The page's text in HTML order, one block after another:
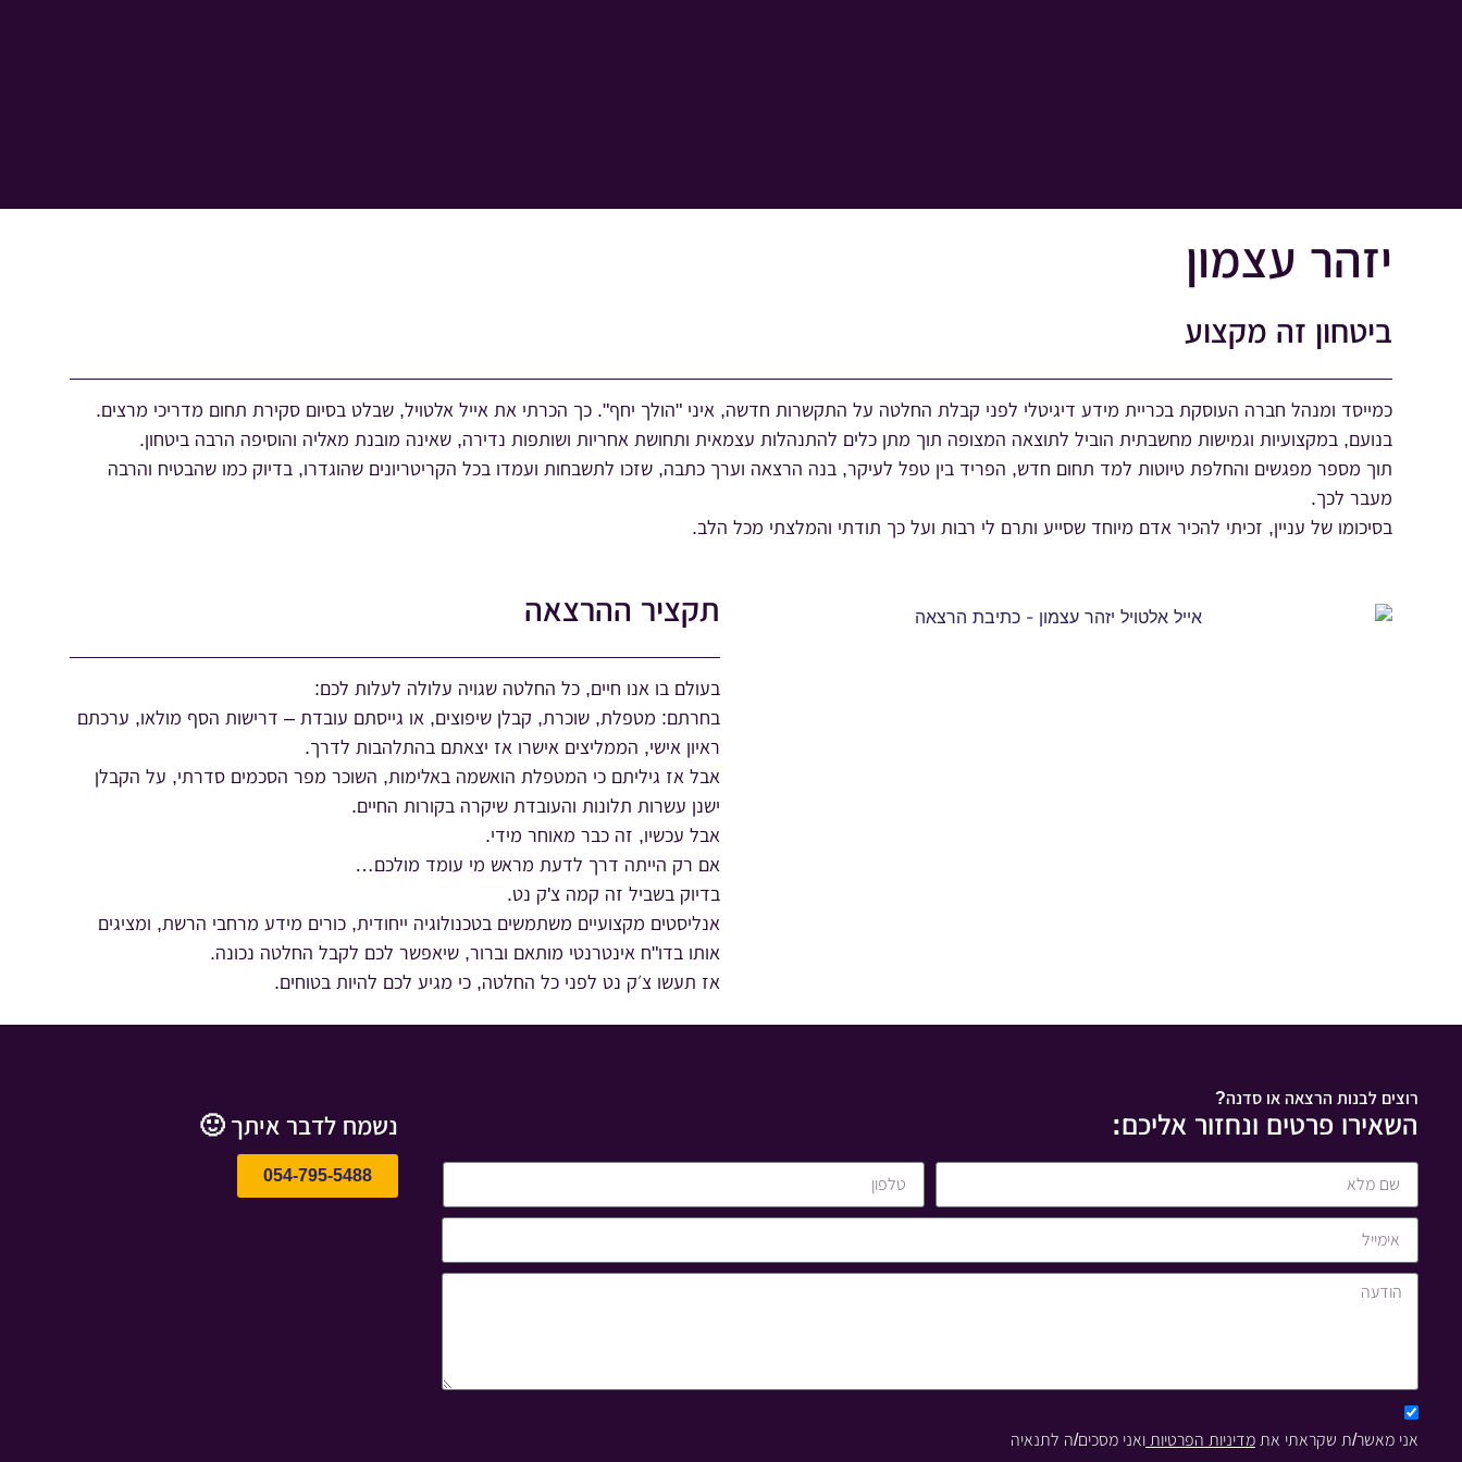
יזהר עצמון
ביטחון זה מקצוע
כמייסד ומנהל חברה העוסקת בכריית מידע דיגיטלי לפני קבלת החלטה על התקשרות חדשה, איני "הולך יחף". כך הכרתי את אייל אלטויל, שבלט בסיום סקירת תחום מדריכי מרצים.
בנועם, במקצועיות וגמישות מחשבתית הוביל לתוצאה המצופה תוך מתן כלים להתנהלות עצמאית ותחושת אחריות ושותפות נדירה, שאינה מובנת מאליה והוסיפה הרבה ביטחון.
תוך מספר מפגשים והחלפת טיוטות למד תחום חדש, הפריד בין טפל לעיקר, בנה הרצאה וערך כתבה, שזכו לתשבחות ועמדו בכל הקריטריונים שהוגדרו, בדיוק כמו שהבטיח והרבה
מעבר לכך.
בסיכומו של עניין, זכיתי להכיר אדם מיוחד שסייע ותרם לי רבות ועל כך תודתי והמלצתי מכל הלב.
תקציר ההרצאה
בעולם בו אנו חיים, כל החלטה שגויה עלולה לעלות לכם:
בחרתם: מטפלת, שוכרת, קבלן שיפוצים, או גייסתם עובדת – דרישות הסף מולאו, ערכתם
ראיון אישי, הממליצים אישרו אז יצאתם בהתלהבות לדרך.
אבל אז גיליתם כי המטפלת הואשמה באלימות, השוכר מפר הסכמים סדרתי, על הקבלן
ישנן עשרות תלונות והעובדת שיקרה בקורות החיים.
אבל עכשיו, זה כבר מאוחר מידי.
אם רק הייתה דרך לדעת מראש מי עומד מולכם…
בדיוק בשביל זה קמה צ'ק נט.
אנליסטים מקצועיים משתמשים בטכנולוגיה ייחודית, כורים מידע מרחבי הרשת, ומציגים
אותו בדו"ח אינטרנטי מותאם וברור, שיאפשר לכם לקבל החלטה נכונה.
אז תעשו צ׳ק נט לפני כל החלטה, כי מגיע לכם להיות בטוחים.
רוצים לבנות הרצאה או סדנה?
השאירו פרטים ונחזור אליכם:
אני מאשר/ת שקראתי את מדיניות הפרטיות ואני מסכים/ה לתנאיה
נשמח לדבר איתך 🙂
054-795-5488